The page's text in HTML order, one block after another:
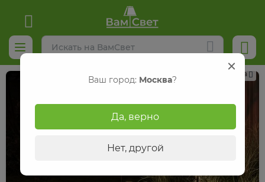
Реклама
Ваш город: Москва?
Да, верно
Нет, другой